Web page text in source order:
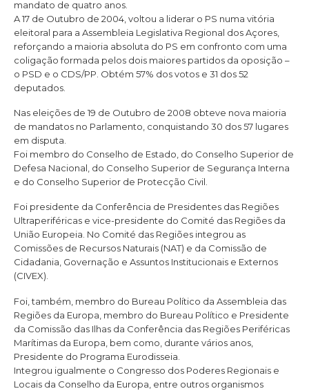
mandato de quatro anos.
A 17 de Outubro de 2004, voltou a liderar o PS numa vitória
eleitoral para a Assembleia Legislativa Regional dos Açores,
reforçando a maioria absoluta do PS em confronto com uma
coligação formada pelos dois maiores partidos da oposição –
o PSD e o CDS/PP. Obtém 57% dos votos e 31 dos 52
deputados.
Nas eleições de 19 de Outubro de 2008 obteve nova maioria
de mandatos no Parlamento, conquistando 30 dos 57 lugares
em disputa.
Foi membro do Conselho de Estado, do Conselho Superior de
Defesa Nacional, do Conselho Superior de Segurança Interna
e do Conselho Superior de Protecção Civil.
Foi presidente da Conferência de Presidentes das Regiões
Ultraperiféricas e vice-presidente do Comité das Regiões da
União Europeia. No Comité das Regiões integrou as
Comissões de Recursos Naturais (NAT) e da Comissão de
Cidadania, Governação e Assuntos Institucionais e Externos
(CIVEX).
Foi, também, membro do Bureau Político da Assembleia das
Regiões da Europa, membro do Bureau Político e Presidente
da Comissão das Ilhas da Conferência das Regiões Periféricas
Marítimas da Europa, bem como, durante vários anos,
Presidente do Programa Eurodisseia.
Integrou igualmente o Congresso dos Poderes Regionais e
Locais da Conselho da Europa, entre outros organismos